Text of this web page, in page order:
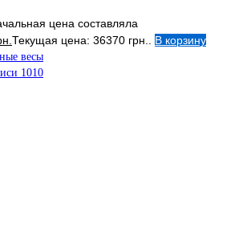
цена составляла
Текущая цена: 36370 грн.. В корзину